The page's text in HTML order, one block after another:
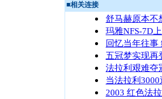
■相关连接
舒马赫原本不
玛雅NFS-7D
回忆当年往事
五冠梦实现再
法拉利艰难夺
当法拉利
2003 红色法